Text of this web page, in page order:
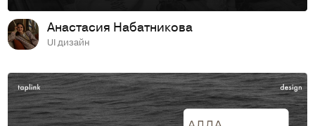
Анастасия Набатникова
UI дизайн